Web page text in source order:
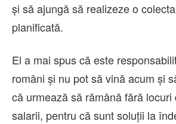
şi să ajungă să realizeze o
planificată.
El a mai spus că este
români şi nu pot să vină acum şi
că urmează să rămână fără
salarii, pentru că sunt soluţii la